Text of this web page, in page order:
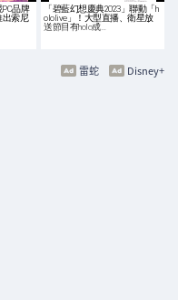
品牌
出索尼
「碧藍幻想慶典2023」聯動「h
ololive」！大型直播、衛星放
送節目有holo成…
Disney+
雷蛇